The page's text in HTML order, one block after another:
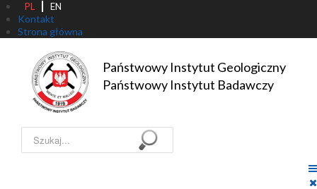
PL EN
Kontakt
Strona główna
Państwowy Instytut Geologiczny
Państwowy Instytut Badawczy
Szukaj...